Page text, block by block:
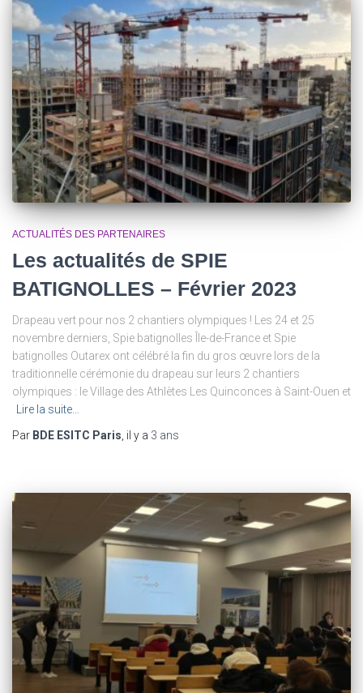
ACTUALITÉS DES PARTENAIRES
Les actualités de SPIE
BATIGNOLLES – Février 2023
Drapeau vert pour nos 2 chantiers olympiques ! Les 24 et 25
novembre derniers, Spie batignolles Île-de-France et Spie
batignolles Outarex ont célébré la fin du gros œuvre lors de la
traditionnelle cérémonie du drapeau sur leurs 2 chantiers
olympiques : le Village des Athlètes Les Quinconces à Saint-Ouen et
Lire la suite…
Par BDE ESITC Paris , il y a 3 ans